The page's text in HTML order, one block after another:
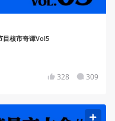
目核市奇谭Vol5
328 309